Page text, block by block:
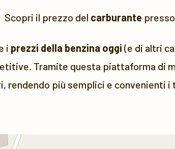
Scopri il prezzo del carburante
i prezzi della benzina oggi (e di altri
Tramite questa piattaforma di
rendendo più semplici e convenienti